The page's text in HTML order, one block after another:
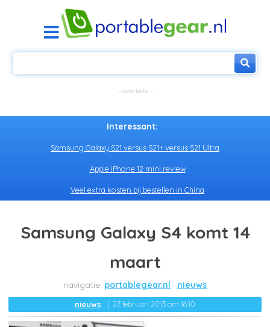
Interessant:
Samsung Galaxy S21 versus S21+ versus S21 Ultra
Apple iPhone 12 mini review
Veel extra kosten bij bestellen in China
Samsung Galaxy S4 komt 14
maart
portablegear.nl nieuws
nieuws 27 februari 2013 om 16:10